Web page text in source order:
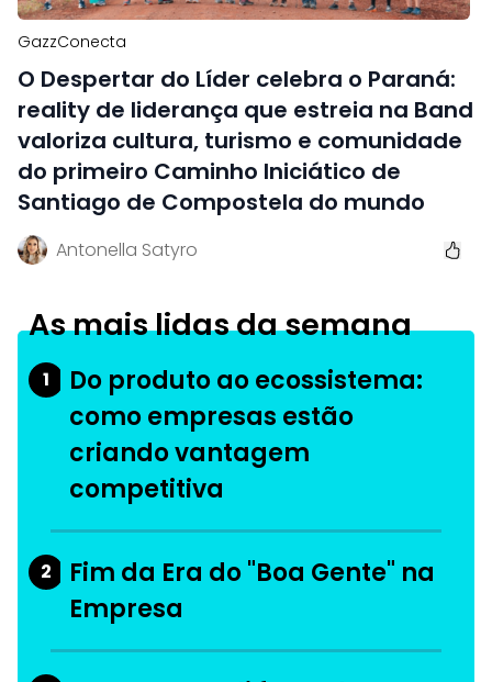
GazzConecta
O Despertar do Líder celebra o Paraná:
reality de liderança que estreia na Band
valoriza cultura, turismo e comunidade
do primeiro Caminho Iniciático de
Santiago de Compostela do mundo
Antonella Satyro
As mais lidas da semana
1
Do produto ao ecossistema:
como empresas estão
criando vantagem
competitiva
2
Fim da Era do "Boa Gente" na
Empresa